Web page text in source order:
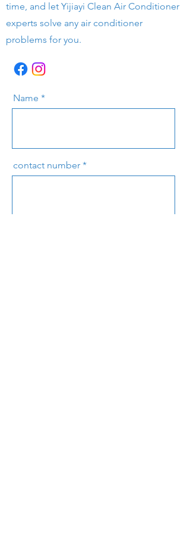
time, and let Yijiayi Clean Air Conditioner
experts solve any air conditioner
problems for you.
Name
contact number